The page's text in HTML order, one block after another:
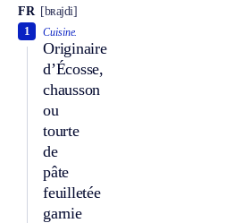
FR [bʀajdi]
Cuisine.
Originaire
d’Écosse,
chausson
ou
tourte
de
pâte
feuilletée
garnie
1